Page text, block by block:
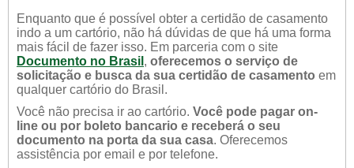
Enquanto que é possível obter a certidão de casamento
indo a um cartório, não há dúvidas de que há uma forma
mais fácil de fazer isso. Em parceria com o site
Documento no Brasil , oferecemos o serviço de
solicitação e busca da sua certidão de casamento em
qualquer cartório do Brasil.
Você não precisa ir ao cartório. Você pode pagar on-
line ou por boleto bancario e receberá o seu
documento na porta da sua casa. Oferecemos
assistência por email e por telefone.